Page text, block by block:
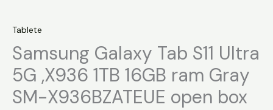
Tablete
Samsung Galaxy Tab S11 Ultra
5G ,X936 1TB 16GB ram Gray
SM-X936BZATEUE open box